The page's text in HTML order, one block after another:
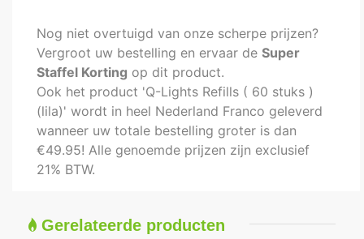
Nog niet overtuigd van onze scherpe prijzen?
Vergroot uw bestelling en ervaar de Super
Staffel Korting op dit product.
Ook het product 'Q-Lights Refills ( 60 stuks )
(lila)' wordt in heel Nederland Franco geleverd
wanneer uw totale bestelling groter is dan
€49.95! Alle genoemde prijzen zijn exclusief
21% BTW.
Gerelateerde producten